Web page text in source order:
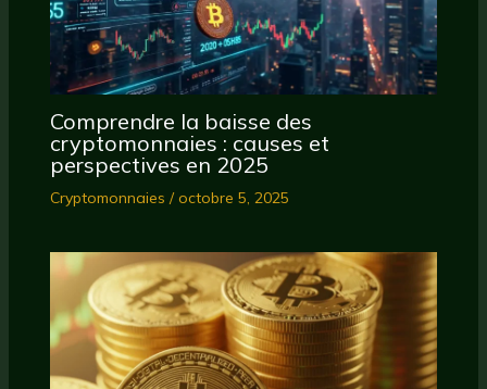
Comprendre la baisse des
cryptomonnaies : causes et
perspectives en 2025
Cryptomonnaies /octobre 5, 2025